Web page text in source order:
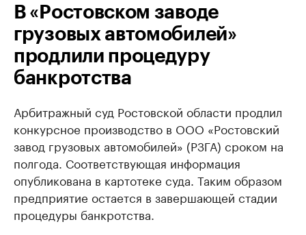
В «Ростовском заводе
грузовых автомобилей»
продлили процедуру
банкротства
Арбитражный суд Ростовской области продлил
конкурсное производство в ООО «Ростовский
завод грузовых автомобилей» (РЗГА) сроком на
полгода. Соответствующая информация
опубликована в картотеке суда. Таким образом
предприятие остается в завершающей стадии
процедуры банкротства.